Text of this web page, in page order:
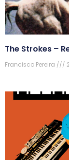
The Strokes –
Francisco Pereira